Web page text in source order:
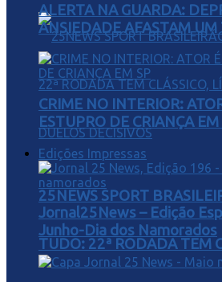
25NEWS SPORT
TUDO: 22ª RODADA TEM
ALERTA NA GUARDA:
ANSIEDADE AFASTAM UM
CRIME NO INTERIOR:
ESTUPRO DE CRIANÇA EM
Edições Impressas
Jornal25News – Edição
Junho-Dia dos Namorados